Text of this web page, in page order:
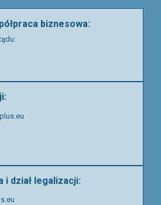
biznesowa:
i dział legalizacji: